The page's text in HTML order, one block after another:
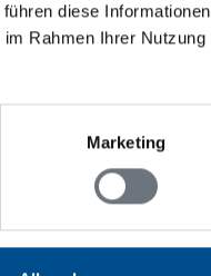
diese Informationen
Rahmen Ihrer Nutzung
Marketing